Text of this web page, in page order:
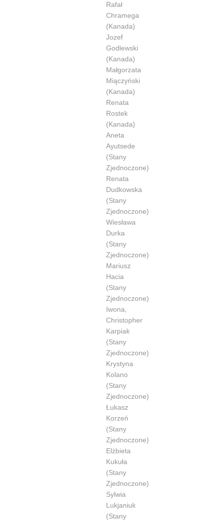
Rafał
Chramega
(Kanada)
Jozef
Godlewski
(Kanada)
Małgorzata
Miączyński
(Kanada)
Renata
Rostek
(Kanada)
Aneta
Ayutsede
(Stany
Zjednoczone)
Renata
Dudkowska
(Stany
Zjednoczone)
Wiesława
Durka
(Stany
Zjednoczone)
Mariusz
Hacia
(Stany
Zjednoczone)
Iwona,
Christopher
Karpiak
(Stany
Zjednoczone)
Krystyna
Kolano
(Stany
Zjednoczone)
Łukasz
Korzeń
(Stany
Zjednoczone)
Elżbieta
Kukuła
(Stany
Zjednoczone)
Sylwia
Lukjaniuk
(Stany